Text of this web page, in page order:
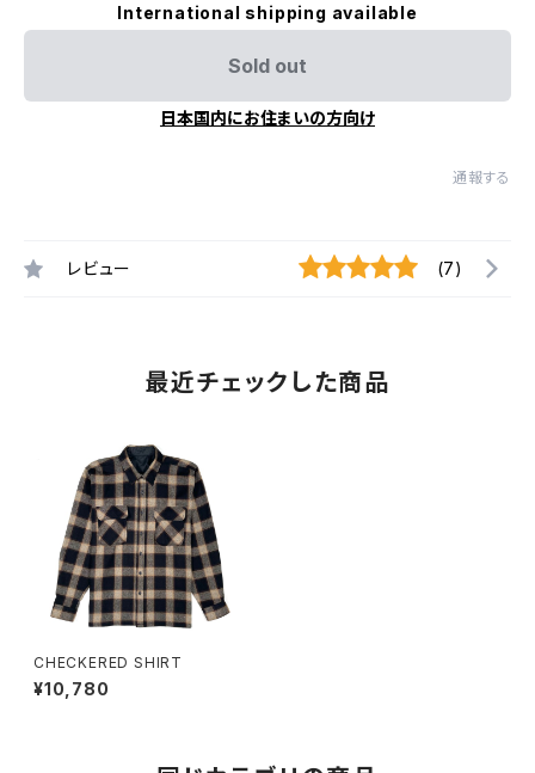
International shipping available
Sold out
日本国内にお住まいの方向け
通報する
レビュー (7)
最近チェックした商品
CHECKERED SHIRT
¥10,780